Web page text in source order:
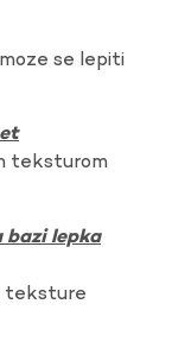
se lepiti
teksturom
lepka
teksture